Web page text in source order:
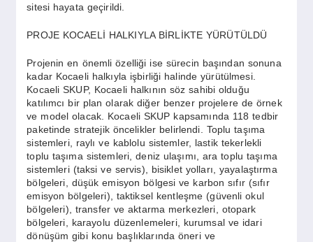
sitesi hayata geçirildi.
PROJE KOCAELİ HALKIYLA BİRLİKTE YÜRÜTÜLDÜ
Projenin en önemli özelliği ise sürecin başından sonuna
kadar Kocaeli halkıyla işbirliği halinde yürütülmesi.
Kocaeli SKUP, Kocaeli halkının söz sahibi olduğu
katılımcı bir plan olarak diğer benzer projelere de örnek
ve model olacak. Kocaeli SKUP kapsamında 118 tedbir
paketinde stratejik öncelikler belirlendi. Toplu taşıma
sistemleri, raylı ve kablolu sistemler, lastik tekerlekli
toplu taşıma sistemleri, deniz ulaşımı, ara toplu taşıma
sistemleri (taksi ve servis), bisiklet yolları, yayalaştırma
bölgeleri, düşük emisyon bölgesi ve karbon sıfır (sıfır
emisyon bölgeleri), taktiksel kentleşme (güvenli okul
bölgeleri), transfer ve aktarma merkezleri, otopark
bölgeleri, karayolu düzenlemeleri, kurumsal ve idari
dönüşüm gibi konu başlıklarında öneri ve